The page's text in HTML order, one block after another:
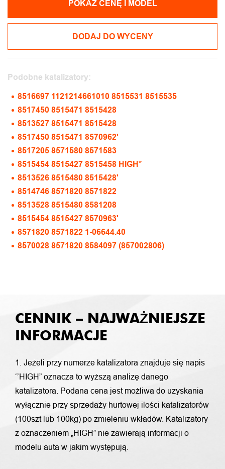
POKAŻ CENĘ I MODEL
DODAJ DO WYCENY
Podobne katalizatory:
8516697 1121214661010 8515531 8515535
8517450 8515471 8515428
8513527 8515471 8515428
8517450 8515471 8570962'
8517205 8571580 8571583
8515454 8515427 8515458 HIGH*
8513526 8515480 8515428'
8514746 8571820 8571822
8513528 8515480 8581208
8515454 8515427 8570963'
8571820 8571822 1-06644.40
8570028 8571820 8584097 (857002806)
CENNIK – NAJWAŻNIEJSZE
INFORMACJE
1. Jeżeli przy numerze katalizatora znajduje się napis
‘’HIGH” oznacza to wyższą analizę danego
katalizatora. Podana cena jest możliwa do uzyskania
wyłącznie przy sprzedaży hurtowej ilości katalizatorów
(100szt lub 100kg) po zmieleniu wkładów. Katalizatory
z oznaczeniem „HIGH” nie zawierają informacji o
modelu auta w jakim występują.